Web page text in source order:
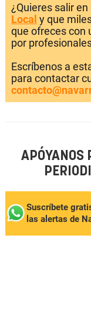
¿Quieres salir
Local y que
que ofreces con
por
Escríbenos a
para contactar
APÓYANOS
Suscríbete
las alertas de